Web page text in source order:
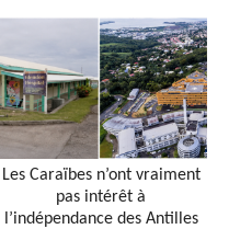
Les Caraïbes n’ont vraiment
pas intérêt à
l’indépendance des Antilles